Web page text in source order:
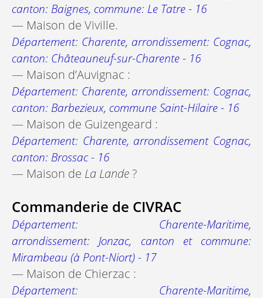
canton: Baignes, commune: Le Tatre - 16
— Maison de Viville.
Département: Charente, arrondissement: Cognac,
canton: Châteauneuf-sur-Charente - 16
— Maison d’Auvignac :
Département: Charente, arrondissement: Cognac,
canton: Barbezieux, commune Saint-Hilaire - 16
— Maison de Guizengeard :
Département: Charente, arrondissement Cognac,
canton: Brossac - 16
— Maison de La Lande ?
Commanderie de CIVRAC
Département: Charente-Maritime,
arrondissement: Jonzac, canton et commune:
Mirambeau (à Pont-Niort) - 17
— Maison de Chierzac :
Département: Charente-Maritime,